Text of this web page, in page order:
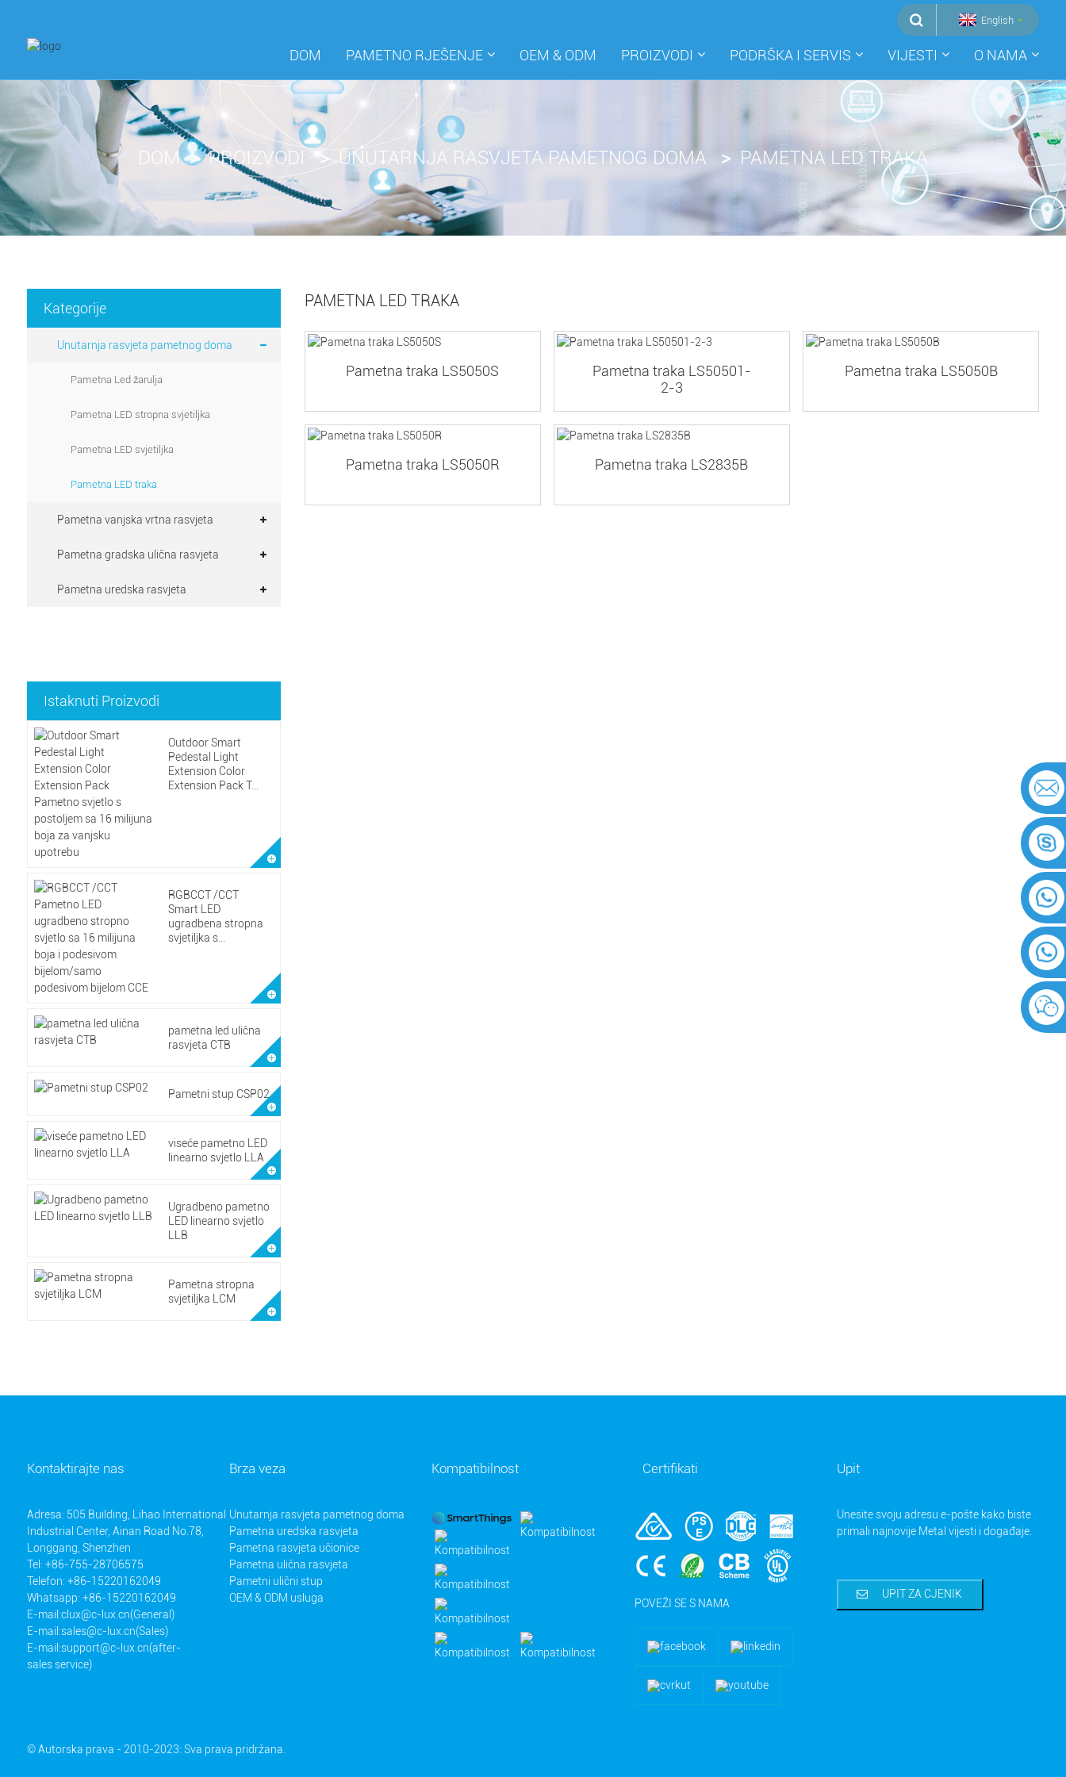
English
DOM PAMETNO RJEŠENJE OEM & ODM PROIZVODI PODRŠKA I SERVIS VIJESTI O NAMA
DOM PROIZVODI UNUTARNJA RASVJETA PAMETNOG DOMA PAMETNA LED TRAKA
Kategorije
Unutarnja rasvjeta pametnog doma
Pametna Led žarulja
Pametna LED stropna svjetiljka
Pametna LED svjetiljka
Pametna LED traka
Pametna vanjska vrtna rasvjeta
Pametna gradska ulična rasvjeta
Pametna uredska rasvjeta
Istaknuti Proizvodi
Outdoor Smart
Pedestal Light
Extension Color
Extension Pack T...
RGBCCT /CCT
Smart LED
ugradbena stropna
svjetiljka s...
pametna led ulična
rasvjeta CTB
Pametni stup CSP02
viseće pametno LED
linearno svjetlo LLA
Ugradbeno pametno
LED linearno svjetlo
LLB
Pametna stropna
svjetiljka LCM
PAMETNA LED TRAKA
Pametna traka LS5050S
Pametna traka LS50501-
2-3
Pametna traka LS5050B
Pametna traka LS5050R Pametna traka LS2835B
Kontaktirajte nas
Adresa: 505 Building, Lihao International
Industrial Center, Ainan Road No.78,
Longgang, Shenzhen
Tel: +86-755-28706575
Telefon: +86-15220162049
Whatsapp: +86-15220162049
E-mail:clux@c-lux.cn(General)
E-mail:sales@c-lux.cn(Sales)
E-mail:support@c-lux.cn(after-
sales service)
Brza veza
Unutarnja rasvjeta pametnog doma
Pametna uredska rasvjeta
Pametna rasvjeta učionice
Pametna ulična rasvjeta
Pametni ulični stup
OEM & ODM usluga
Kompatibilnost Certifikati
POVEŽI SE S NAMA
Upit
Unesite svoju adresu e-pošte kako biste
primali najnovije Metal vijesti i događaje.
UPIT ZA CJENIK
© Autorska prava - 2010-2023: Sva prava pridržana.